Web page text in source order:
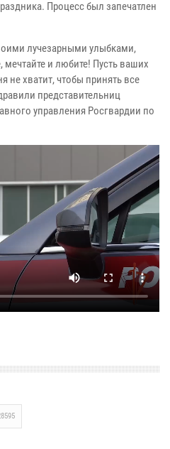
Процесс был запечатлен
лучезарными улыбками,
и любите! Пусть ваших
не хватит, чтобы принять все
представительниц
управления Росгвардии по